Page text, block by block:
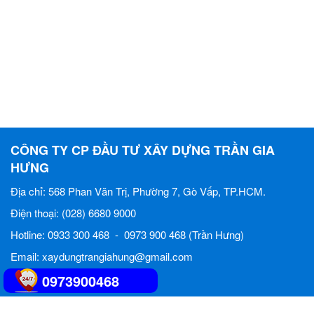
CÔNG TY CP ĐẦU TƯ XÂY DỰNG TRẦN GIA
HƯNG
Địa chỉ: 568 Phan Văn Trị, Phường 7, Gò Vấp, TP.HCM.
Điện thoại: (028) 6680 9000
Hotline: 0933 300 468 - 0973 900 468 (Trần Hưng)
Email: xaydungtrangiahung@gmail.com
Online:73
0973900468